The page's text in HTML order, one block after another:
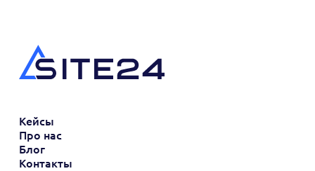
Кейсы
Про нас
Блог
Контакты